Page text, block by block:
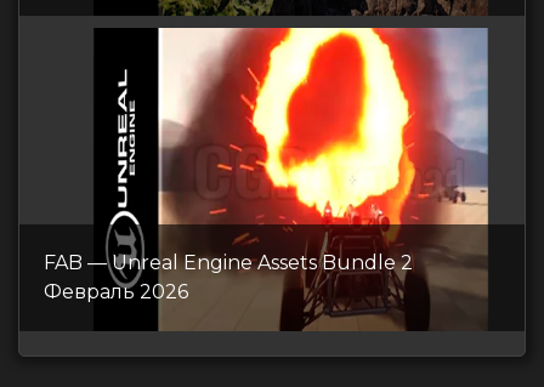
FAB — Unreal Engine Assets Bundle 2
Февраль 2026